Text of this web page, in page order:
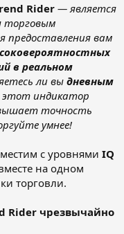
Rider — является
торговым
предоставления вам
в реальном
ли вы дневным
этот индикатор
точность
умнее!
с уровнями IQ
на одном
торговли.
Rider чрезвычайно